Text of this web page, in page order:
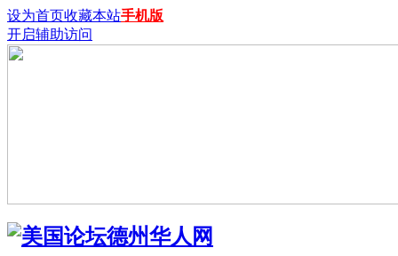
设为首页收藏本站手机版
开启辅助访问